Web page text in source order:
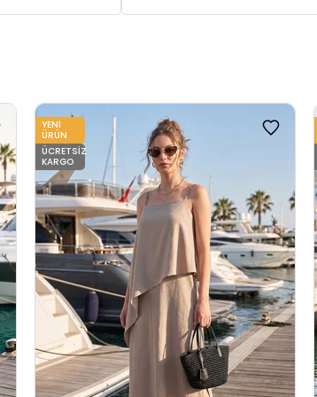
YENI
ÜRÜN
ÜCRETSIZ
KARGO